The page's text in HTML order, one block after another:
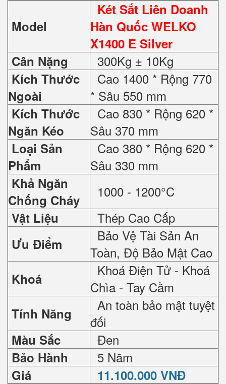
Model
Két Sắt Liên Doanh
Hàn Quốc WELKO
X1400 E Silver
Cân Nặng
300Kg ± 10Kg
Kích Thước
Ngoài
Cao 1400 * Rộng 770
* Sâu 550 mm
Kích Thước
Ngăn Kéo
Cao 830 * Rộng 620 *
Sâu 370 mm
Loại Sản
Phẩm
Cao 380 * Rộng 620 *
Sâu 330 mm
Khả Ngăn
Chống Cháy
1000 - 1200°C
Vật Liệu Thép Cao Cấp
Ưu Điểm
Bảo Vệ Tài Sản An
Toàn, Độ Bảo Mật Cao
Khoá
Khoá Điện Tử - Khoá
Chìa - Tay Cầm
Tính Năng
An toàn bảo mật tuyệt
đối
Màu Sắc Đen
Bảo Hành 5 Năm
Giá 11.100.000 VNĐ